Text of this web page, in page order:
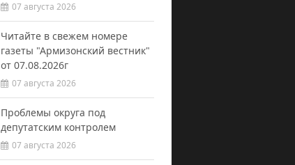
07 августа 2026
Читайте в свежем номере
газеты "Армизонский вестник"
от 07.08.2026г
07 августа 2026
Проблемы округа под
депутатским контролем
07 августа 2026